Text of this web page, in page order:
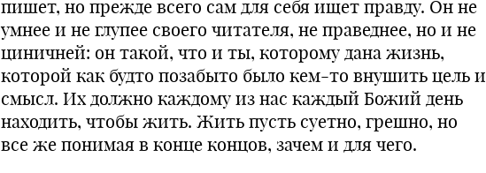
пишет, но прежде всего сам для себя ищет правду. Он не
умнее и не глупее своего читателя, не праведнее, но и не
циничней: он такой, что и ты, которому дана жизнь,
которой как будто позабыто было кем-то внушить цель и
смысл. Их должно каждому из нас каждый Божий день
находить, чтобы жить. Жить пусть суетно, грешно, но
все же понимая в конце концов, зачем и для чего.